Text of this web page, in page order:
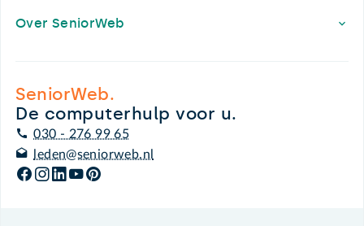
Over SeniorWeb
SeniorWeb.
De computerhulp voor u.
030 - 276 99 65
leden@seniorweb.nl